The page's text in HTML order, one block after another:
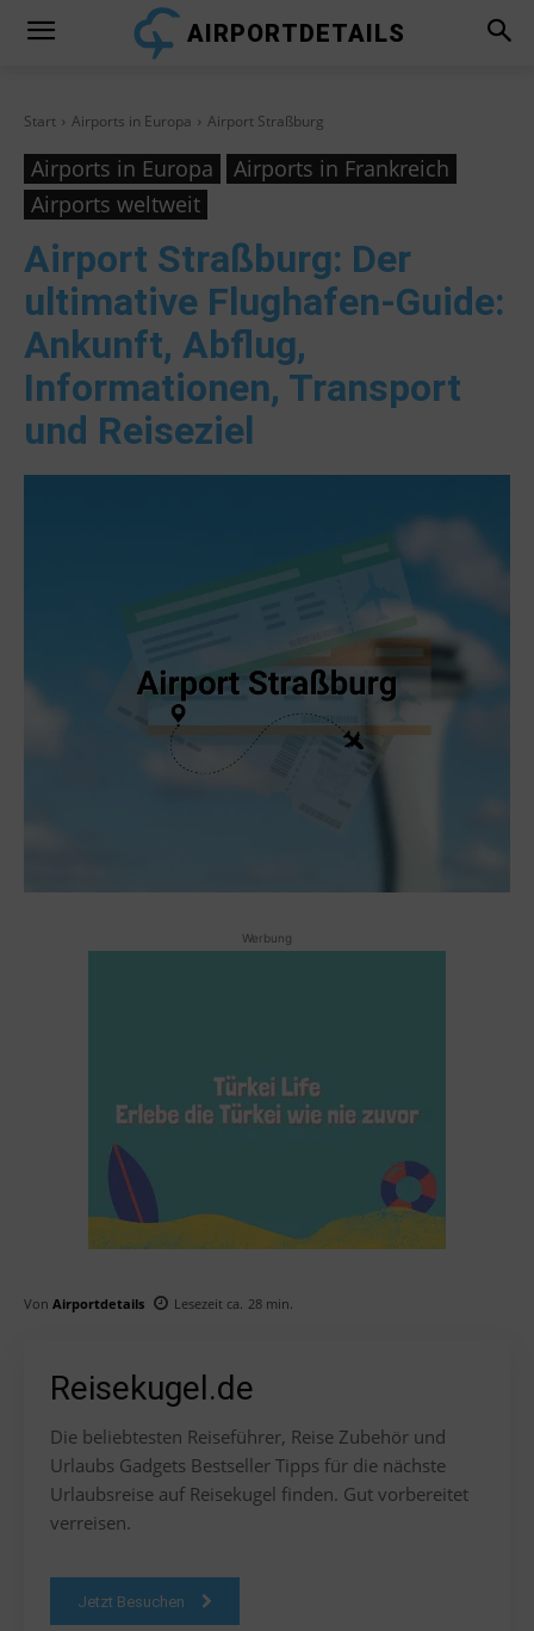
AIRPORTDETAILS
Start Airports in Europa Airport Straßburg
Airports in Europa
Airports in Frankreich
Airports weltweit
Airport Straßburg: Der
ultimative Flughafen-Guide:
Ankunft, Abflug,
Informationen, Transport
und Reiseziel
Werbung
Von Airportdetails Lesezeit ca. 28 min.
Reisekugel.de
Die beliebtesten Reiseführer, Reise Zubehör und
Urlaubs Gadgets Bestseller Tipps für die nächste
Urlaubsreise auf Reisekugel finden. Gut vorbereitet
verreisen.
Jetzt Besuchen